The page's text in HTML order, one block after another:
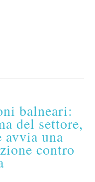
balneari:
del settore,
avvia una
contro